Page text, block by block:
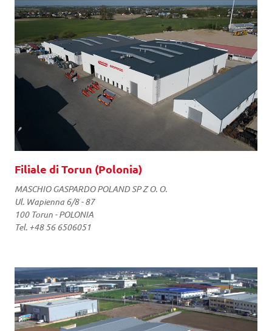
Filiale di Torun (Polonia)
MASCHIO GASPARDO POLAND SP Z O. O.
Ul. Wapienna 6/8 - 87
100 Torun - POLONIA
Tel. +48 56 6506051